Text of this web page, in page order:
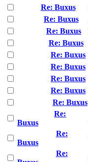
Re: Buxus
Re: Buxus
Re: Buxus
Re: Buxus
Re: Buxus
Re: Buxus
Re: Buxus
Re: Buxus
Re: Buxus
Re:
Buxus
Re:
Buxus
Re: